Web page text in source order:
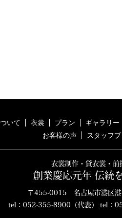
いて 衣裳 プラン ギャラリー
お客様の声
スタッフ
衣裳制作・貸衣裳・前
創業慶応元年 伝統
〒455-0015 名古屋市港区港
tel： 052-355-8900 （代表） tel：